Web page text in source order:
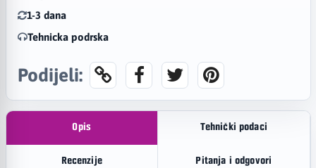
1-3 dana
Tehnicka podrska
Podijeli:
Opis Tehnički podaci
Recenzije Pitanja i odgovori